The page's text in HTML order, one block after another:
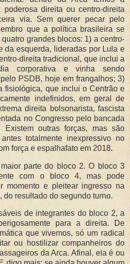
poderosa direita ou centro-direita
via. Sem querer pecar pelo
que a política brasileira se
grandes blocos: 1) a centro-
da esquerda, lideradas por Lula e
direita tradicional, que inclui a
corporativa e vinha sendo
PSDB, hoje em frangalhos; 3)
fisiológica, que inclui o Centrão e
indefinidos, em geral de
direita bolsonarista, fascista
no Congresso pelo bancada
outras forças, mas são
totalmente inexpressivo no
força e espalhafato em 2018.
parte do bloco 2. O bloco 3
com o bloco 4, mas pode
momento e pleitear ingresso na
do resultado do segundo turno.
de integrantes do bloco 2, a
para a direita. De
que vivemos, só um radical
ou hostilizar companheiros do
da Arca. Afinal, ela é ou